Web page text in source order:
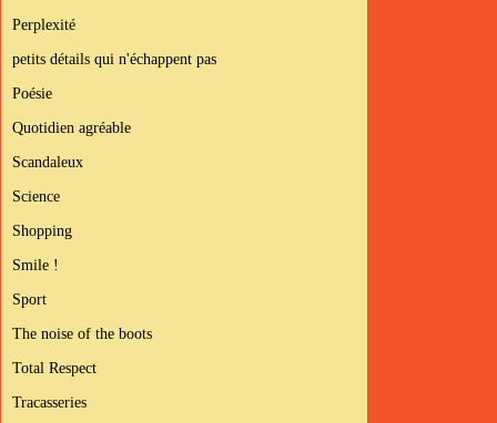
Perplexité
petits détails qui n'échappent pas
Poésie
Quotidien agréable
Scandaleux
Science
Shopping
Smile !
Sport
The noise of the boots
Total Respect
Tracasseries